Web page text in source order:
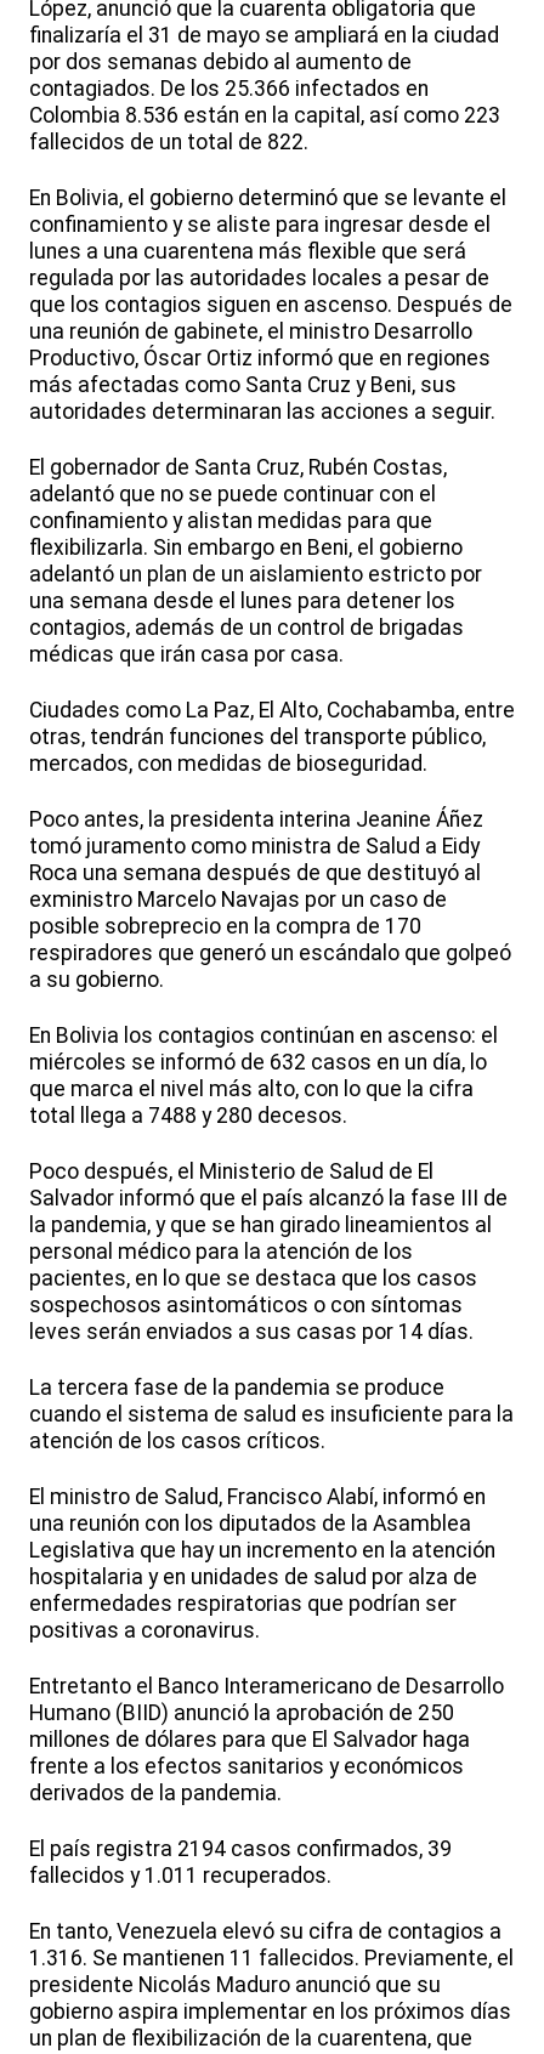
López, anunció que la cuarenta obligatoria que
finalizaría el 31 de mayo se ampliará en la ciudad
por dos semanas debido al aumento de
contagiados. De los 25.366 infectados en
Colombia 8.536 están en la capital, así como 223
fallecidos de un total de 822.
En Bolivia, el gobierno determinó que se levante el
confinamiento y se aliste para ingresar desde el
lunes a una cuarentena más flexible que será
regulada por las autoridades locales a pesar de
que los contagios siguen en ascenso. Después de
una reunión de gabinete, el ministro Desarrollo
Productivo, Óscar Ortiz informó que en regiones
más afectadas como Santa Cruz y Beni, sus
autoridades determinaran las acciones a seguir.
El gobernador de Santa Cruz, Rubén Costas,
adelantó que no se puede continuar con el
confinamiento y alistan medidas para que
flexibilizarla. Sin embargo en Beni, el gobierno
adelantó un plan de un aislamiento estricto por
una semana desde el lunes para detener los
contagios, además de un control de brigadas
médicas que irán casa por casa.
Ciudades como La Paz, El Alto, Cochabamba, entre
otras, tendrán funciones del transporte público,
mercados, con medidas de bioseguridad.
Poco antes, la presidenta interina Jeanine Áñez
tomó juramento como ministra de Salud a Eidy
Roca una semana después de que destituyó al
exministro Marcelo Navajas por un caso de
posible sobreprecio en la compra de 170
respiradores que generó un escándalo que golpeó
a su gobierno.
En Bolivia los contagios continúan en ascenso: el
miércoles se informó de 632 casos en un día, lo
que marca el nivel más alto, con lo que la cifra
total llega a 7488 y 280 decesos.
Poco después, el Ministerio de Salud de El
Salvador informó que el país alcanzó la fase III de
la pandemia, y que se han girado lineamientos al
personal médico para la atención de los
pacientes, en lo que se destaca que los casos
sospechosos asintomáticos o con síntomas
leves serán enviados a sus casas por 14 días.
La tercera fase de la pandemia se produce
cuando el sistema de salud es insuficiente para la
atención de los casos críticos.
El ministro de Salud, Francisco Alabí, informó en
una reunión con los diputados de la Asamblea
Legislativa que hay un incremento en la atención
hospitalaria y en unidades de salud por alza de
enfermedades respiratorias que podrían ser
positivas a coronavirus.
Entretanto el Banco Interamericano de Desarrollo
Humano (BIID) anunció la aprobación de 250
millones de dólares para que El Salvador haga
frente a los efectos sanitarios y económicos
derivados de la pandemia.
El país registra 2194 casos confirmados, 39
fallecidos y 1.011 recuperados.
En tanto, Venezuela elevó su cifra de contagios a
1.316. Se mantienen 11 fallecidos. Previamente, el
presidente Nicolás Maduro anunció que su
gobierno aspira implementar en los próximos días
un plan de flexibilización de la cuarentena, que